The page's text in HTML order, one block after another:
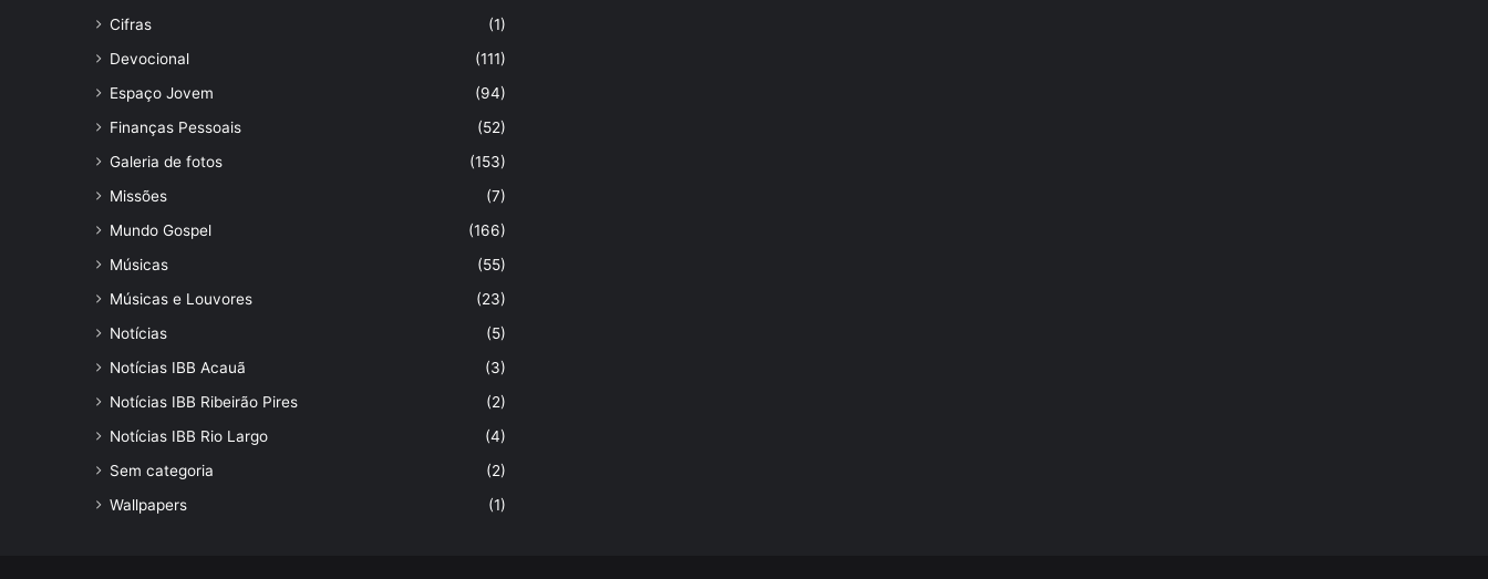
Cifras
(1)
Devocional
(111)
Espaço Jovem
(94)
Finanças Pessoais
(52)
Galeria de fotos
(153)
Missões
(7)
Mundo Gospel
(166)
Músicas
(55)
Músicas e Louvores
(23)
Notícias
(5)
Notícias IBB Acauã
(3)
Notícias IBB Ribeirão Pires
(2)
Notícias IBB Rio Largo
(4)
Sem categoria
(2)
Wallpapers
(1)